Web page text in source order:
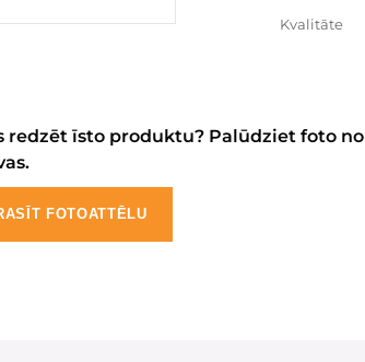
Kvalitāte
redzēt īsto produktu? Palūdziet foto no
FOTOATTĒLU